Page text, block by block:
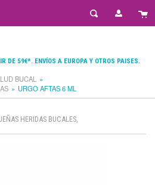
DE 59€*. ENVÍOS A EUROPA Y OTROS PAISES.
BUCAL
URGO AFTAS 6 ML
HERIDAS BUCALES,